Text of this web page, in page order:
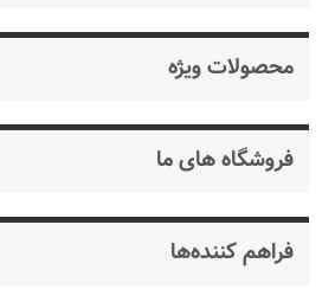
محصولات ویژه
فروشگاه های ما
فراهم کننده‌ها